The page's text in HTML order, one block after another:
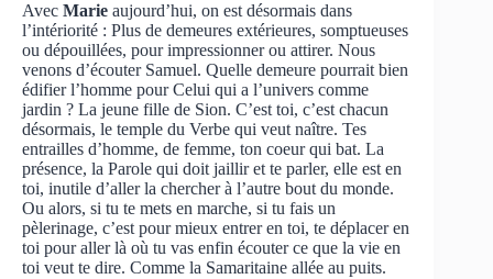
Avec Marie aujourd’hui, on est désormais dans
l’intériorité : Plus de demeures extérieures, somptueuses
ou dépouillées, pour impressionner ou attirer. Nous
venons d’écouter Samuel. Quelle demeure pourrait bien
édifier l’homme pour Celui qui a l’univers comme
jardin ? La jeune fille de Sion. C’est toi, c’est chacun
désormais, le temple du Verbe qui veut naître. Tes
entrailles d’homme, de femme, ton coeur qui bat. La
présence, la Parole qui doit jaillir et te parler, elle est en
toi, inutile d’aller la chercher à l’autre bout du monde.
Ou alors, si tu te mets en marche, si tu fais un
pèlerinage, c’est pour mieux entrer en toi, te déplacer en
toi pour aller là où tu vas enfin écouter ce que la vie en
toi veut te dire. Comme la Samaritaine allée au puits.